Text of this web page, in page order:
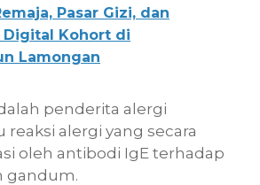
Pasar Gizi, dan
Digital Kohort di
Lamongan
penderita alergi
reaksi alergi yang secara
oleh antibodi IgE terhadap
gandum.